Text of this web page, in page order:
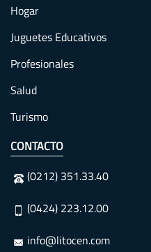
Hogar
Juguetes Educativos
Profesionales
Salud
Turismo
CONTACTO
(0212) 351.33.40
(0424) 223.12.00
info@litocen.com